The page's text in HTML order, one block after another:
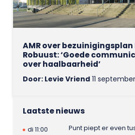
AMR over bezuinigingsplan
Robuust: ‘Goede
over haalbaarheid’
Door: Levie Vriend11
Laatste nieuws
di 11:00
Punt piept er even